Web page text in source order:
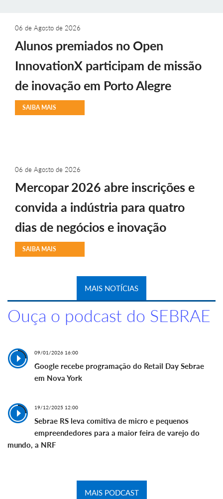
06 de Agosto de 2026
Alunos premiados no Open
InnovationX participam de missão
de inovação em Porto Alegre
SAIBA MAIS
06 de Agosto de 2026
Mercopar 2026 abre inscrições e
convida a indústria para quatro
dias de negócios e inovação
SAIBA MAIS
MAIS NOTÍCIAS
Ouça o podcast do SEBRAE
09/01/2026 16:00
Google recebe programação do Retail Day Sebrae
em Nova York
19/12/2025 12:00
Sebrae RS leva comitiva de micro e pequenos
empreendedores para a maior feira de varejo do
mundo, a NRF
MAIS PODCAST